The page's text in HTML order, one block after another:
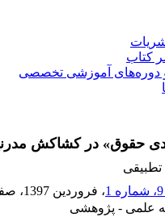
کتاب
و دوره‌های آموزشی تخصصی
حقوق» در کشاکش
، فروردین 1397 ،
علمی - پژوهشی